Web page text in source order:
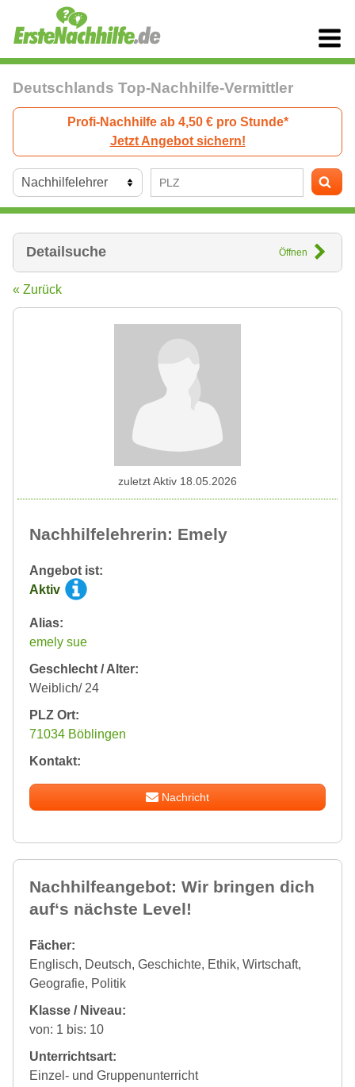
Deutschlands Top-Nachhilfe-Vermittler
Profi-Nachhilfe ab 4,50 € pro Stunde*
Jetzt Angebot sichern!
Detailsuche Öffnen
« Zurück
Nachhilfelehrerin: Emely
Angebot ist:
Aktiv
Alias:
emely sue
Geschlecht / Alter:
Weiblich/ 24
PLZ Ort:
71034 Böblingen
Kontakt:
Nachricht
zuletzt Aktiv 18.05.2026
Nachhilfeangebot: Wir bringen dich
auf‘s nächste Level!
Fächer:
Englisch, Deutsch, Geschichte, Ethik, Wirtschaft,
Geografie, Politik
Klasse / Niveau:
von: 1 bis: 10
Unterrichtsart:
Einzel- und Gruppenunterricht